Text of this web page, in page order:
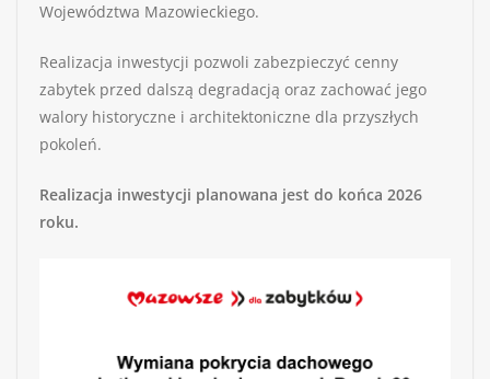
Województwa Mazowieckiego.
Realizacja inwestycji pozwoli zabezpieczyć cenny
zabytek przed dalszą degradacją oraz zachować jego
walory historyczne i architektoniczne dla przyszłych
pokoleń.
Realizacja inwestycji planowana jest do końca 2026
roku.